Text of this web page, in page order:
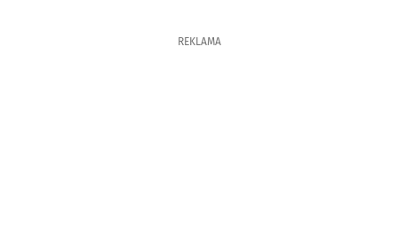
REKLAMA